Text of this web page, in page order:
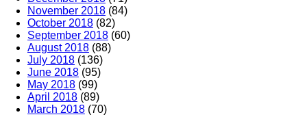
November 2018 (84)
October 2018 (82)
September 2018 (60)
August 2018 (88)
July 2018 (136)
June 2018 (95)
May 2018 (99)
April 2018 (89)
March 2018 (70)